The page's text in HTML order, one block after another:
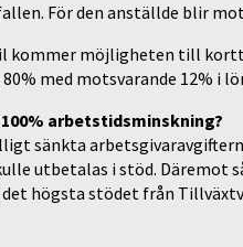
För den anställde blir
kommer möjligheten till
med motsvarande 12% i
arbetstidsminskning?
sänkta
utbetalas i stöd. Däremot
högsta stödet från